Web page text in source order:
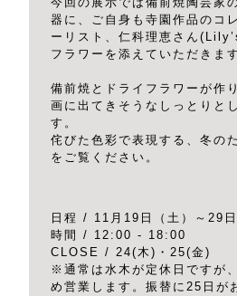
器に、ご自身も寺園作品のコ
ーリスト、仁科理恵さん
フラワーを添えていただきます
備前焼とドライフラワーが作
画に出てきそうなしっとりと
す。
侘びた色彩で表現する、冬の
をご覧ください。
日程 / 11月19日（土）～29日
時間 / 12:00 - 18:00
CLOSE / 24(木)・25(金)
※通常は水木が定休日ですが
め営業します。振替に25日が